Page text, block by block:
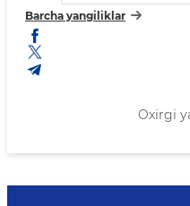
Barcha yangiliklar
Oxirgi